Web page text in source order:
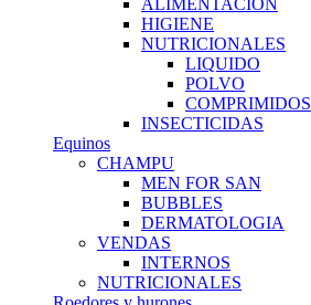
ALIMENTACION
HIGIENE
NUTRICIONALES
LIQUIDO
POLVO
COMPRIMIDOS
INSECTICIDAS
Equinos
CHAMPU
MEN FOR SAN
BUBBLES
DERMATOLOGIA
VENDAS
INTERNOS
NUTRICIONALES